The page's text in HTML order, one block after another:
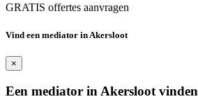
GRATIS offertes aanvragen
Vind een mediator in Akersloot
×
Een mediator in Akersloot vinden